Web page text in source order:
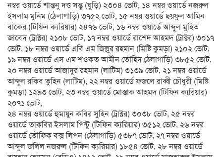
নম্বর ওয়ার্ডে শান্তনু দত্ত সন্তু (ঘুড়ি) ২৩০৪ ভোট, ১৪ নম্বর ওয়ার্ডে নজরুল
ইসলাম মুনিম (ঠেলাগাড়ি) ৩৭৫২ ভোট, ১৫ নম্বর ওয়ার্ডে ছয়ফুল আমিন
বাকের (টিফিন ক্যরিয়ার) ২৪৭৬ ভোট, ১৬ নম্বর ওয়ার্ডে আব্দুল মুহিত
জাবেদ (ট্রাক্টর) ২১০৮ ভোট, ১৭ নম্বর ওয়ার্ডে রাশেদ আহমদ (ট্রাক্টর) ৩০১৭
ভোট, ১৮ নম্বর ওয়ার্ডে এবি এম জিল্লুর রহমান (মিষ্টি কুমড়া) ২১০২ ভোট,
১৯ নম্বর ওয়ার্ডে এস এম শওকত আমীন তৌহিদ ঠেলাগাড়ি) ৩৮৫২ ভোট,
২০ নম্বর ওয়ার্ডে আজাদুর রহমান (লাটিম) ৩১৩৯ ভোট, ২১ নম্বর ওয়ার্ডে
আব্দুল রকিব তুহিন (লাটিম), ২২ নম্বর ওয়ার্ডে ফজলে রাব্বী চৌধুরী (মিষ্টি
কুমড়া) ১২৯৩ ভোট, ২৩ নম্বর ওয়ার্ডে মোস্তাক আহমদ (টিফিন ক্যরিয়ার)
২০৭১ ভোট,
২৪ নম্বর ওয়ার্ডে হুমায়ুন কবির সুহিন (ট্রাক্টর) ৩০৩৮ ভোট, ২৫ নম্বর
ওয়ার্ডে তাকবির ইসলাম পিন্টু (টিফিন ক্যরিয়ার) ৩৫১২ ভোট, ২৬ নম্বর
ওয়ার্ডে তৌফিক বক্স লিপন (ঠেলাগাড়ি) ৫৩৮৭ ভোট, ২৭ নম্বর ওয়ার্ডে
আব্দুল জলিল নজরুল (টিফিন ক্যরিয়ার) ১৮৫৪ ভোট, ২৮ নম্বর ওয়ার্ডে